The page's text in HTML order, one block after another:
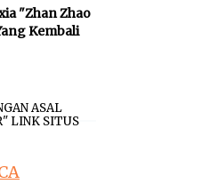
"Zhan Zhao
Kembali
ASAL
LINK SITUS